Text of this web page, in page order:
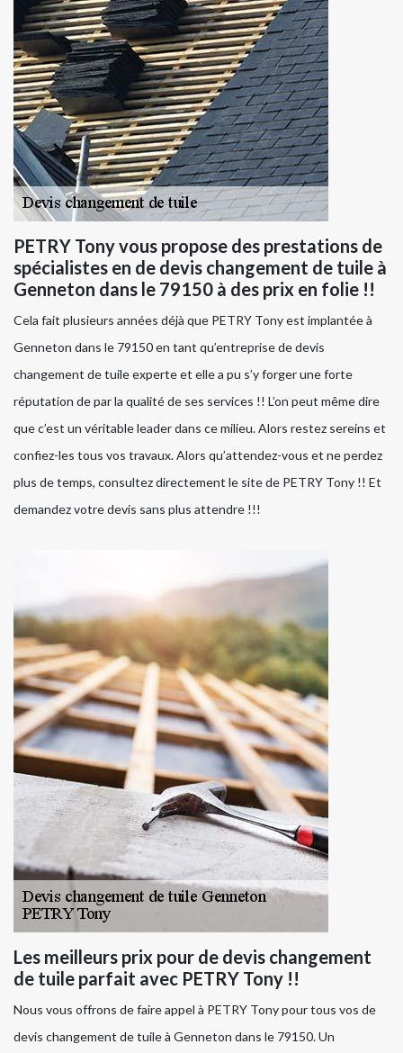
PETRY Tony vous propose des prestations de
spécialistes en de devis changement de tuile à
Genneton dans le 79150 à des prix en folie !!
Cela fait plusieurs années déjà que PETRY Tony est implantée à
Genneton dans le 79150 en tant qu’entreprise de devis
changement de tuile experte et elle a pu s’y forger une forte
réputation de par la qualité de ses services !! L’on peut même dire
que c’est un véritable leader dans ce milieu. Alors restez sereins et
confiez-les tous vos travaux. Alors qu’attendez-vous et ne perdez
plus de temps, consultez directement le site de PETRY Tony !! Et
demandez votre devis sans plus attendre !!!
Les meilleurs prix pour de devis changement
de tuile parfait avec PETRY Tony !!
Nous vous offrons de faire appel à PETRY Tony pour tous vos de
devis changement de tuile à Genneton dans le 79150. Un